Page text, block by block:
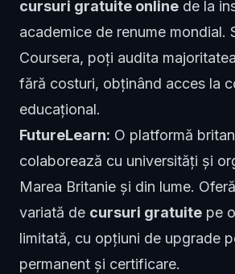
cursuri gratuite online de la
academice de renume mondial.
Coursera, poți audita majoritatea
fără costuri, obținând acces la
educațional.
FutureLearn: O platformă
colaborează cu universități și
Marea Britanie și din lume.
variată de cursuri gratuite pe
limitată, cu opțiuni de upgrade
permanent și certificare.